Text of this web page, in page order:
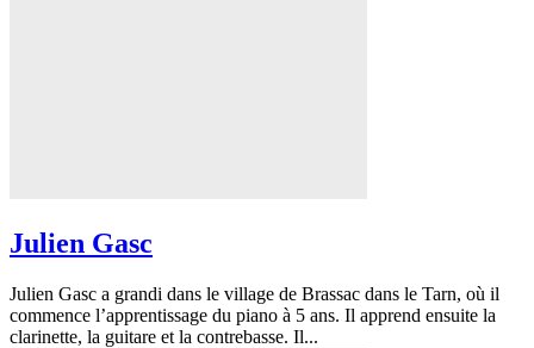
Julien Gasc
Julien Gasc a grandi dans le village de Brassac dans le Tarn, où il
commence l’apprentissage du piano à 5 ans. Il apprend ensuite la
clarinette, la guitare et la contrebasse. Il...